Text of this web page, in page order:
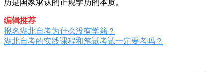
历是国家承认的正规学历的本质。
编辑推荐
报名湖北自考为什么没有学籍？
湖北自考的实践课程和笔试考试一定要考吗？